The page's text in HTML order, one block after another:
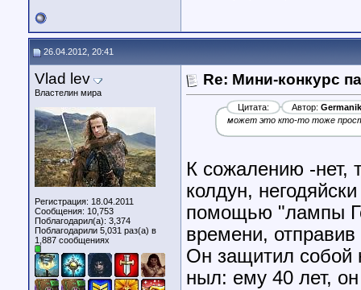
26.04.2012, 20:41
Vlad lev
Властелин мира
Регистрация: 18.04.2011
Сообщения: 10,753
Поблагодарил(а): 3,374
Поблагодарили 5,031 раз(а) в
1,887 сообщениях
Re: Мини-конкурс
Цитата: Автор: Germanik
может это кто-то тоже
К сожалению -нет,
колдун,
помощью "лампы
времени, отправив
Он защитил собой
ныл: ему 40 лет,